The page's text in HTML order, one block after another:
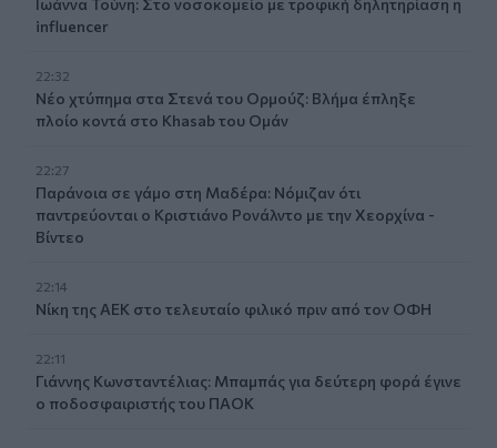
Ιωάννα Τούνη: Στο νοσοκομείο με τροφική δηλητηρίαση η
influencer
22:32
Νέο χτύπημα στα Στενά του Ορμούζ: Βλήμα έπληξε
πλοίο κοντά στο Khasab του Ομάν
22:27
Παράνοια σε γάμο στη Μαδέρα: Νόμιζαν ότι
παντρεύονται ο Κριστιάνο Ρονάλντο με την Χεορχίνα -
Βίντεο
22:14
Nίκη της ΑΕΚ στο τελευταίο φιλικό πριν από τον ΟΦΗ
22:11
Γιάννης Κωνσταντέλιας: Μπαμπάς για δεύτερη φορά έγινε
ο ποδοσφαιριστής του ΠΑΟΚ